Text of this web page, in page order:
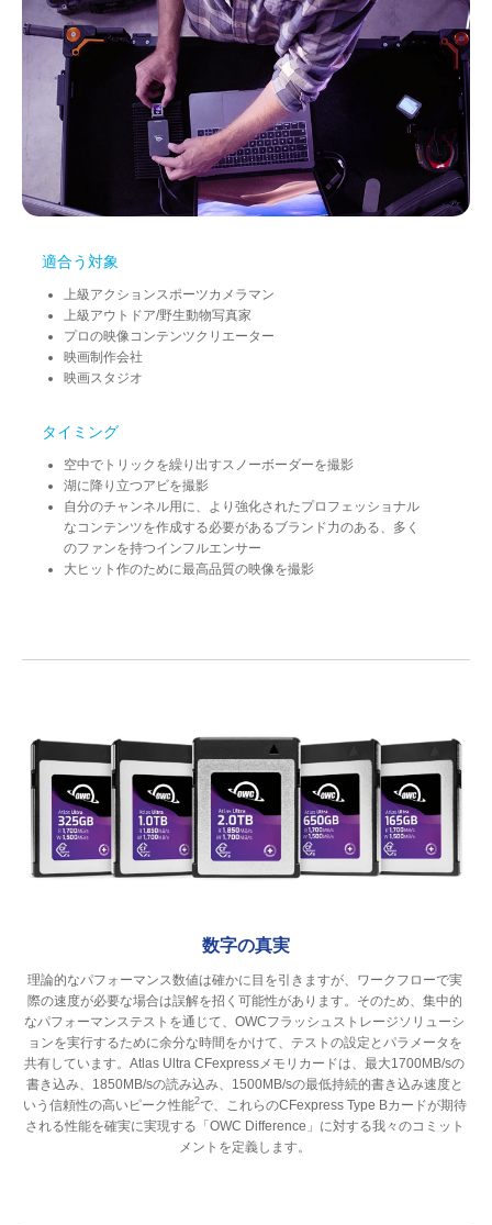
適合う対象
上級アクションスポーツカメラマン
上級アウトドア/野生動物写真家
プロの映像コンテンツクリエーター
映画制作会社
映画スタジオ
タイミング
空中でトリックを繰り出すスノーボーダーを撮影
湖に降り立つアビを撮影
自分のチャンネル用に、より強化されたプロフェッショナル
なコンテンツを作成する必要があるブランド力のある、多く
のファンを持つインフルエンサー
大ヒット作のために最高品質の映像を撮影
数字の真実
理論的なパフォーマンス数値は確かに目を引きますが、ワークフローで実
際の速度が必要な場合は誤解を招く可能性があります。そのため、集中的
なパフォーマンステストを通じて、OWCフラッシュストレージソリューシ
ョンを実行するために余分な時間をかけて、テストの設定とパラメータを
共有しています。Atlas Ultra CFexpressメモリカードは、最大1700MB/sの
書き込み、1850MB/sの読み込み、1500MB/sの最低持続的書き込み速度と
いう信頼性の高いピーク性能2で、これらのCFexpress Type Bカードが期待
される性能を確実に実現する「OWC Difference」に対する我々のコミット
メントを定義します。